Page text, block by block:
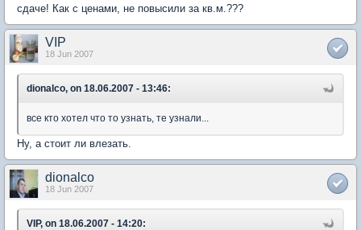
сдаче! Как с ценами, не повысили за кв.м.???
VIP
18 Jun 2007
dionalco, on 18.06.2007 - 13:46:
все кто хотел что то узнать, те узнали...
Ну, а стоит ли влезать.
dionalco
18 Jun 2007
VIP, on 18.06.2007 - 14:20: